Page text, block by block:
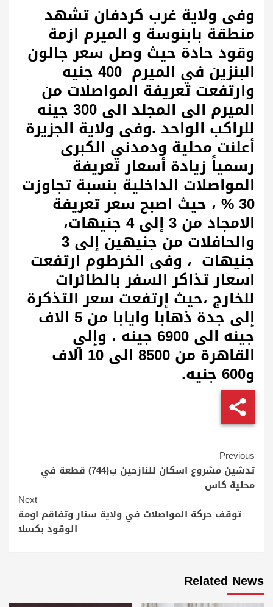
وفى ولاية غرب كردفان تشهد
منطقة بابنوسة و الميرم ازمة
وقود حادة حيث وصل سعر جالون
البنزين في الميرم 400 جنيه
وارتفعت تعريفة المواصلات من
الميرم الى المجلد الى 300 جينه
للراكب الواحد .وفى ولاية الجزيرة
أعلنت محلية ودمدني الكبرى
رسمياً زيادة أسعار تعريفة
المواصلات الداخلية بنسبة تجاوزت
30 % ، حيث اصبح سعر تعريفة
الامجاد من 3 إلى 4 جنيهات،
والحافلات من جنيهين إلى 3
جنيهات ، وفى الخرطوم ارتفعت
اسعار تذاكر السفر بالطائرات
للخارج ،حيث إرتفعت سعر التذكرة
إلى جدة ذهابا وايابا من 5 الاف
جينه الى 6900 جينه ، وإلي
القاهرة من 8500 الى 10 الاف
و600 جنيه.
Continue
Reading
Previous
تدشين مشروع اسكان للنازحين ب(744) قطعة في
محلية كاس
Next
توقف حركة المواصلات في ولاية سنار وتفاقم اومة
الوقود بكسلا
Related News